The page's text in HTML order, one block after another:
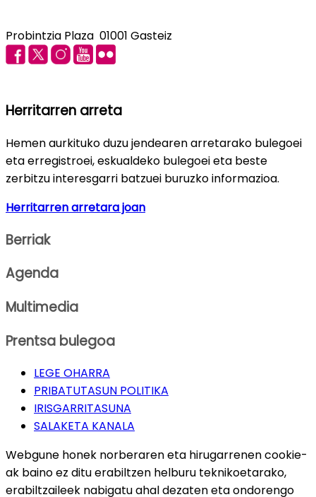
Probintzia Plaza 01001 Gasteiz
Herritarren arreta
Hemen aurkituko duzu jendearen arretarako bulegoei
eta erregistroei, eskualdeko bulegoei eta beste
zerbitzu interesgarri batzuei buruzko informazioa.
Herritarren arretara joan
Berriak
Agenda
Multimedia
Prentsa bulegoa
LEGE OHARRA
PRIBATUTASUN POLITIKA
IRISGARRITASUNA
SALAKETA KANALA
Webgune honek norberaren eta hirugarrenen cookie-
ak baino ez ditu erabiltzen helburu teknikoetarako,
erabiltzaileek nabigatu ahal dezaten eta ondorengo